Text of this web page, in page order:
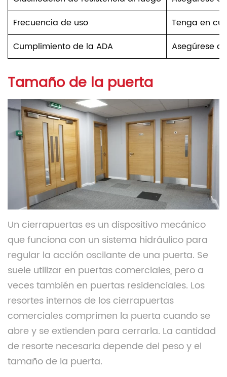
Frecuencia de uso
Tenga en
Cumplimiento de la ADA
Asegúrese
Tamaño de la puerta
Un cierrapuertas es un dispositivo mecánico
que funciona con un sistema hidráulico para
regular la acción oscilante de una puerta. Se
suele utilizar en puertas comerciales, pero a
veces también en puertas residenciales. Los
resortes internos de los cierrapuertas
comerciales comprimen la puerta cuando se
abre y se extienden para cerrarla. La cantidad
de resorte necesaria depende del peso y el
tamaño de la puerta.